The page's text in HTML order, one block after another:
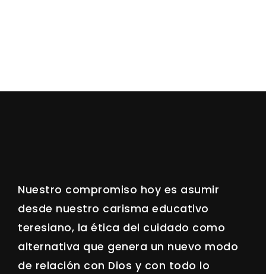
Nuestro compromiso hoy es asumir
desde nuestro carisma educativo
teresiano, la ética del cuidado como
alternativa que genera un nuevo modo
de relación con Dios y con todo lo